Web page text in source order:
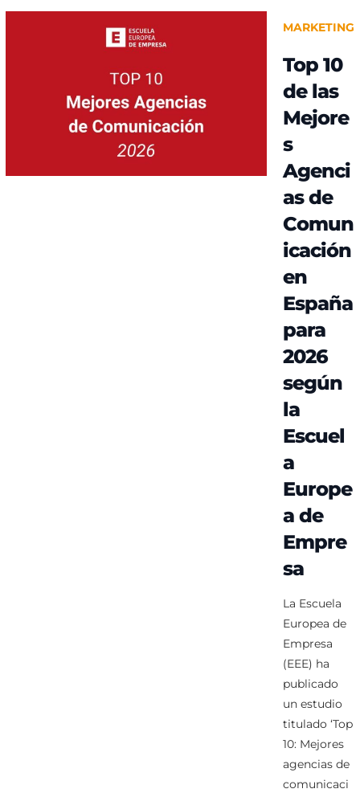
MARKETING
Top 10
de las
Mejore
s
Agenci
as de
Comun
icación
en
España
para
2026
según
la
Escuel
a
Europe
a de
Empre
sa
La Escuela
Europea de
Empresa
(EEE) ha
publicado
un estudio
titulado ‘Top
10: Mejores
agencias de
comunicaci